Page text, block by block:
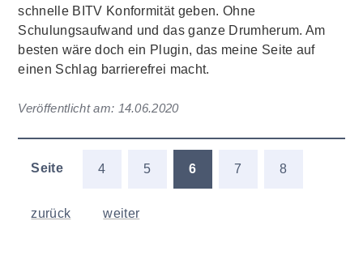
schnelle BITV Konformität geben. Ohne
Schulungsaufwand und das ganze Drumherum. Am
besten wäre doch ein Plugin, das meine Seite auf
einen Schlag barrierefrei macht.
Veröffentlicht am: 14.06.2020
Seite 4 5 6 7 8
zurück weiter